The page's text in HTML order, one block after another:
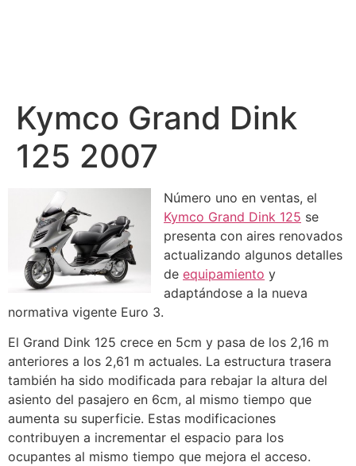
Kymco Grand Dink
125 2007
Número uno en ventas, el
Kymco Grand Dink 125 se
presenta con aires renovados
actualizando algunos detalles
de equipamiento y
adaptándose a la nueva
normativa vigente Euro 3.
El Grand Dink 125 crece en 5cm y pasa de los 2,16 m
anteriores a los 2,61 m actuales. La estructura trasera
también ha sido modificada para rebajar la altura del
asiento del pasajero en 6cm, al mismo tiempo que
aumenta su superficie. Estas modificaciones
contribuyen a incrementar el espacio para los
ocupantes al mismo tiempo que mejora el acceso.